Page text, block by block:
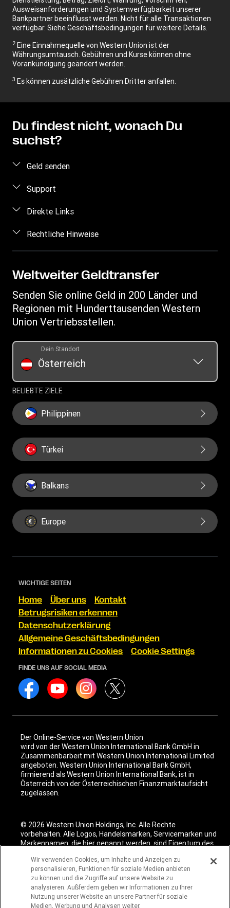
Ausweisanforderungen und Systemverfügbarkeit unserer
Bankpartner beeinflusst werden. Nicht für alle Transaktionen
verfügbar. Siehe Geschäftsbedingungen für weitere Details.
2 Eine Einnahmequelle von Western Union ist der
Währungsumtausch. Gebühren und Kurse können ohne
Vorankündigung geändert werden.
3 Es können zusätzliche Gebühren Dritter anfallen.
Du findest nicht, wonach Du
suchst?
Geld senden
Geld online senden
Support
Häufig gestellte Fragen
Direkte Links
Einloggen/Registrieren
Vertriebspartner werden
Geldtransfer nachverfolgen
Standorte finden
App herunterladen
Auflistung der Transaktionshistorie
Rechtliche Hinweise
Datenschutzerklärung
Weltweiter Geldtransfer
Senden Sie online Geld in 200 Länder und
Regionen mit Hunderttausenden Western
Union Vertriebsstellen.
Österreich
Dein Standort
BELIEBTE ZIELE
Philippinen
Türkei
Balkans
Europe
WICHTIGE SEITEN
Home Über uns
Kontakt
Betrugsrisiken erkennen
Datenschutzerklärung
Allgemeine Geschäftsbedingungen
Informationen zu Cookies
Cookie Settings
FINDE UNS AUF SOCIAL MEDIA
Der Online-Service von Western Union
wird von der Western Union International Bank GmbH in
Zusammenbarbeit mit Western Union International Limited
angeboten. Western Union International Bank GmbH,
firmierend als Western Union International Bank, ist in
Österreich von der Österreichischen Finanzmarktaufsicht
zugelassen.
© 2026 Western Union Holdings, Inc. Alle Rechte
vorbehalten. Alle Logos, Handelsmarken, Servicemarken und
Markennamen, die hier genannt werden, sind Eigentum des
Wir verwenden Cookies, um Inhalte und Anzeigen zu
personalisieren, Funktionen für soziale Medien anbieten
zu können und die Zugriffe auf unsere Website zu
analysieren. Außferdem geben wir Informationen zu Ihrer
Nutzung unserer Website an unsere Partner für soziale
Medien, Werbung und Analysen weiter.